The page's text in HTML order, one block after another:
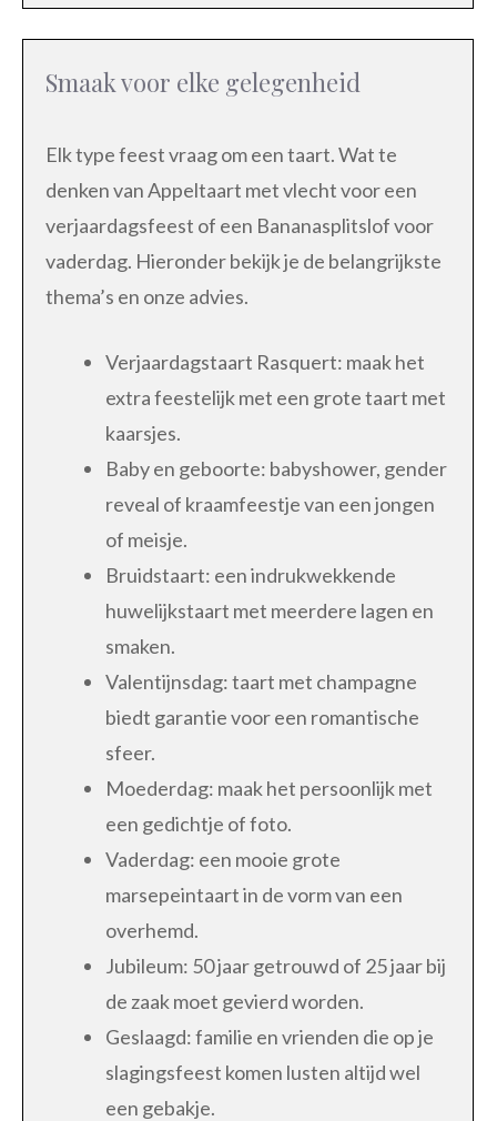
Smaak voor elke gelegenheid
Elk type feest vraag om een taart. Wat te
denken van Appeltaart met vlecht voor een
verjaardagsfeest of een Bananasplitslof voor
vaderdag. Hieronder bekijk je de belangrijkste
thema’s en onze advies.
Verjaardagstaart Rasquert: maak het
extra feestelijk met een grote taart met
kaarsjes.
Baby en geboorte: babyshower, gender
reveal of kraamfeestje van een jongen
of meisje.
Bruidstaart: een indrukwekkende
huwelijkstaart met meerdere lagen en
smaken.
Valentijnsdag: taart met champagne
biedt garantie voor een romantische
sfeer.
Moederdag: maak het persoonlijk met
een gedichtje of foto.
Vaderdag: een mooie grote
marsepeintaart in de vorm van een
overhemd.
Jubileum: 50 jaar getrouwd of 25 jaar bij
de zaak moet gevierd worden.
Geslaagd: familie en vrienden die op je
slagingsfeest komen lusten altijd wel
een gebakje.